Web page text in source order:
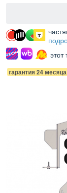
гарантия 24 месяца
этот